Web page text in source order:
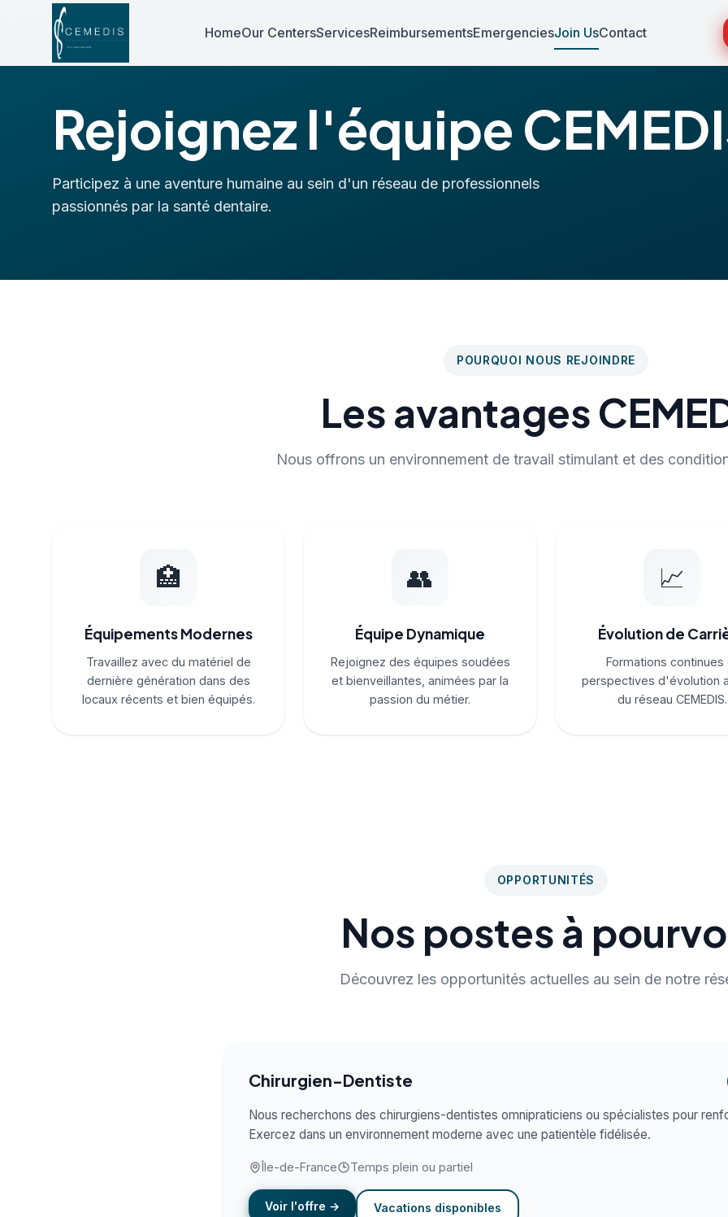
HomeOur CentersServicesReimbursementsEmergenciesJoin UsContact
Rejoignez l'équipe
Participez à une aventure humaine au sein d'un réseau de professionnels
passionnés par la santé dentaire.
POURQUOI NOUS REJOINDRE
Les avantages
Nous offrons un environnement de travail stimulant et des
🏥
Équipements Modernes
Travaillez avec du matériel de
dernière génération dans des
locaux récents et bien équipés.
👥
Équipe Dynamique
Rejoignez des équipes soudées
et bienveillantes, animées par la
passion du métier.
📈
Évolution de
Formations continues
perspectives d'évolution
du réseau CEMEDIS.
OPPORTUNITÉS
Nos postes à
Découvrez les opportunités actuelles au sein de notre
Chirurgien-Dentiste
Nous recherchons des chirurgiens-dentistes omnipraticiens ou spécialistes pour
Exercez dans un environnement moderne avec une patientèle fidélisée.
Île-de-France Temps plein ou partiel
Voir l'offre → Vacations disponibles